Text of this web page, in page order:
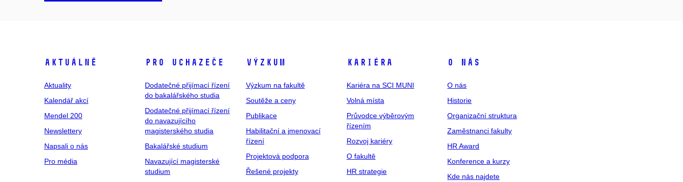
Aktuálně
Aktuality
Kalendář akcí
Mendel 200
Newslettery
Napsali o nás
Pro média
Pro uchazeče
Dodatečné přijímací řízení
do bakalářského studia
Dodatečné přijímací řízení
do navazujícího
magisterského studia
Bakalářské studium
Navazující magisterské
studium
Výzkum
Výzkum na fakultě
Soutěže a ceny
Publikace
Habilitační a jmenovací
řízení
Projektová podpora
Řešené projekty
Kariéra
Kariéra na SCI MUNI
Volná místa
Průvodce výběrovým
řízením
Rozvoj kariéry
O fakultě
HR strategie
O nás
O nás
Historie
Organizační struktura
Zaměstnanci fakulty
HR Award
Konference a kurzy
Kde nás najdete